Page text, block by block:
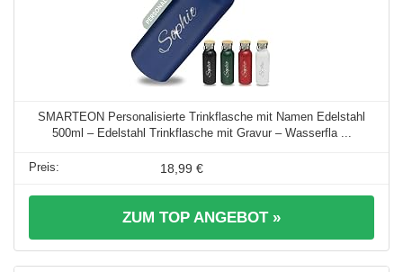
SMARTEON Personalisierte Trinkflasche mit Namen Edelstahl
500ml – Edelstahl Trinkflasche mit Gravur – Wasserfla ...
18,99 €
ZUM TOP ANGEBOT »